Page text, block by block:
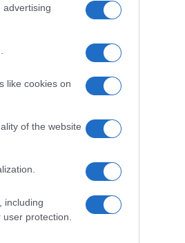
advertising
like cookies on
of the website
including
protection.